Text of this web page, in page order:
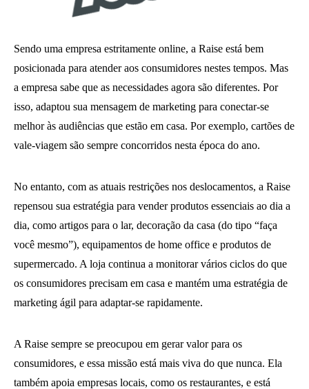
Sendo uma empresa estritamente online, a Raise está bem
posicionada para atender aos consumidores nestes tempos. Mas
a empresa sabe que as necessidades agora são diferentes. Por
isso, adaptou sua mensagem de marketing para conectar-se
melhor às audiências que estão em casa. Por exemplo, cartões de
vale-viagem são sempre concorridos nesta época do ano.
No entanto, com as atuais restrições nos deslocamentos, a Raise
repensou sua estratégia para vender produtos essenciais ao dia a
dia, como artigos para o lar, decoração da casa (do tipo “faça
você mesmo”), equipamentos de home office e produtos de
supermercado. A loja continua a monitorar vários ciclos do que
os consumidores precisam em casa e mantém uma estratégia de
marketing ágil para adaptar-se rapidamente.
A Raise sempre se preocupou em gerar valor para os
consumidores, e essa missão está mais viva do que nunca. Ela
também apoia empresas locais, como os restaurantes, e está